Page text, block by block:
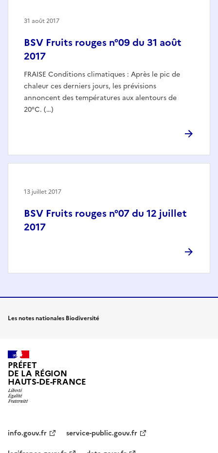
BSV Fruits rouges n°09 du 31 août
2017
FRAISE Conditions climatiques : Après le pic de
chaleur ces derniers jours, les prévisions
annoncent des températures aux alentours de
20°C. (…)
31 août 2017
BSV Fruits rouges n°07 du 12 juillet
2017
13 juillet 2017
Les notes nationales Biodiversité
PRÉFET
DE LA RÉGION
HAUTS-DE-FRANCE
info.gouv.fr
service-public.gouv.fr